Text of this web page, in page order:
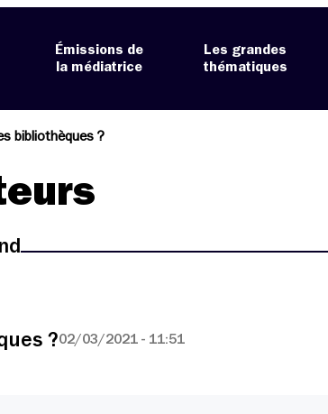
Émissions de
la médiatrice
Les grandes
thématiques
bibliothèques ?
?02/03/2021 - 11:51